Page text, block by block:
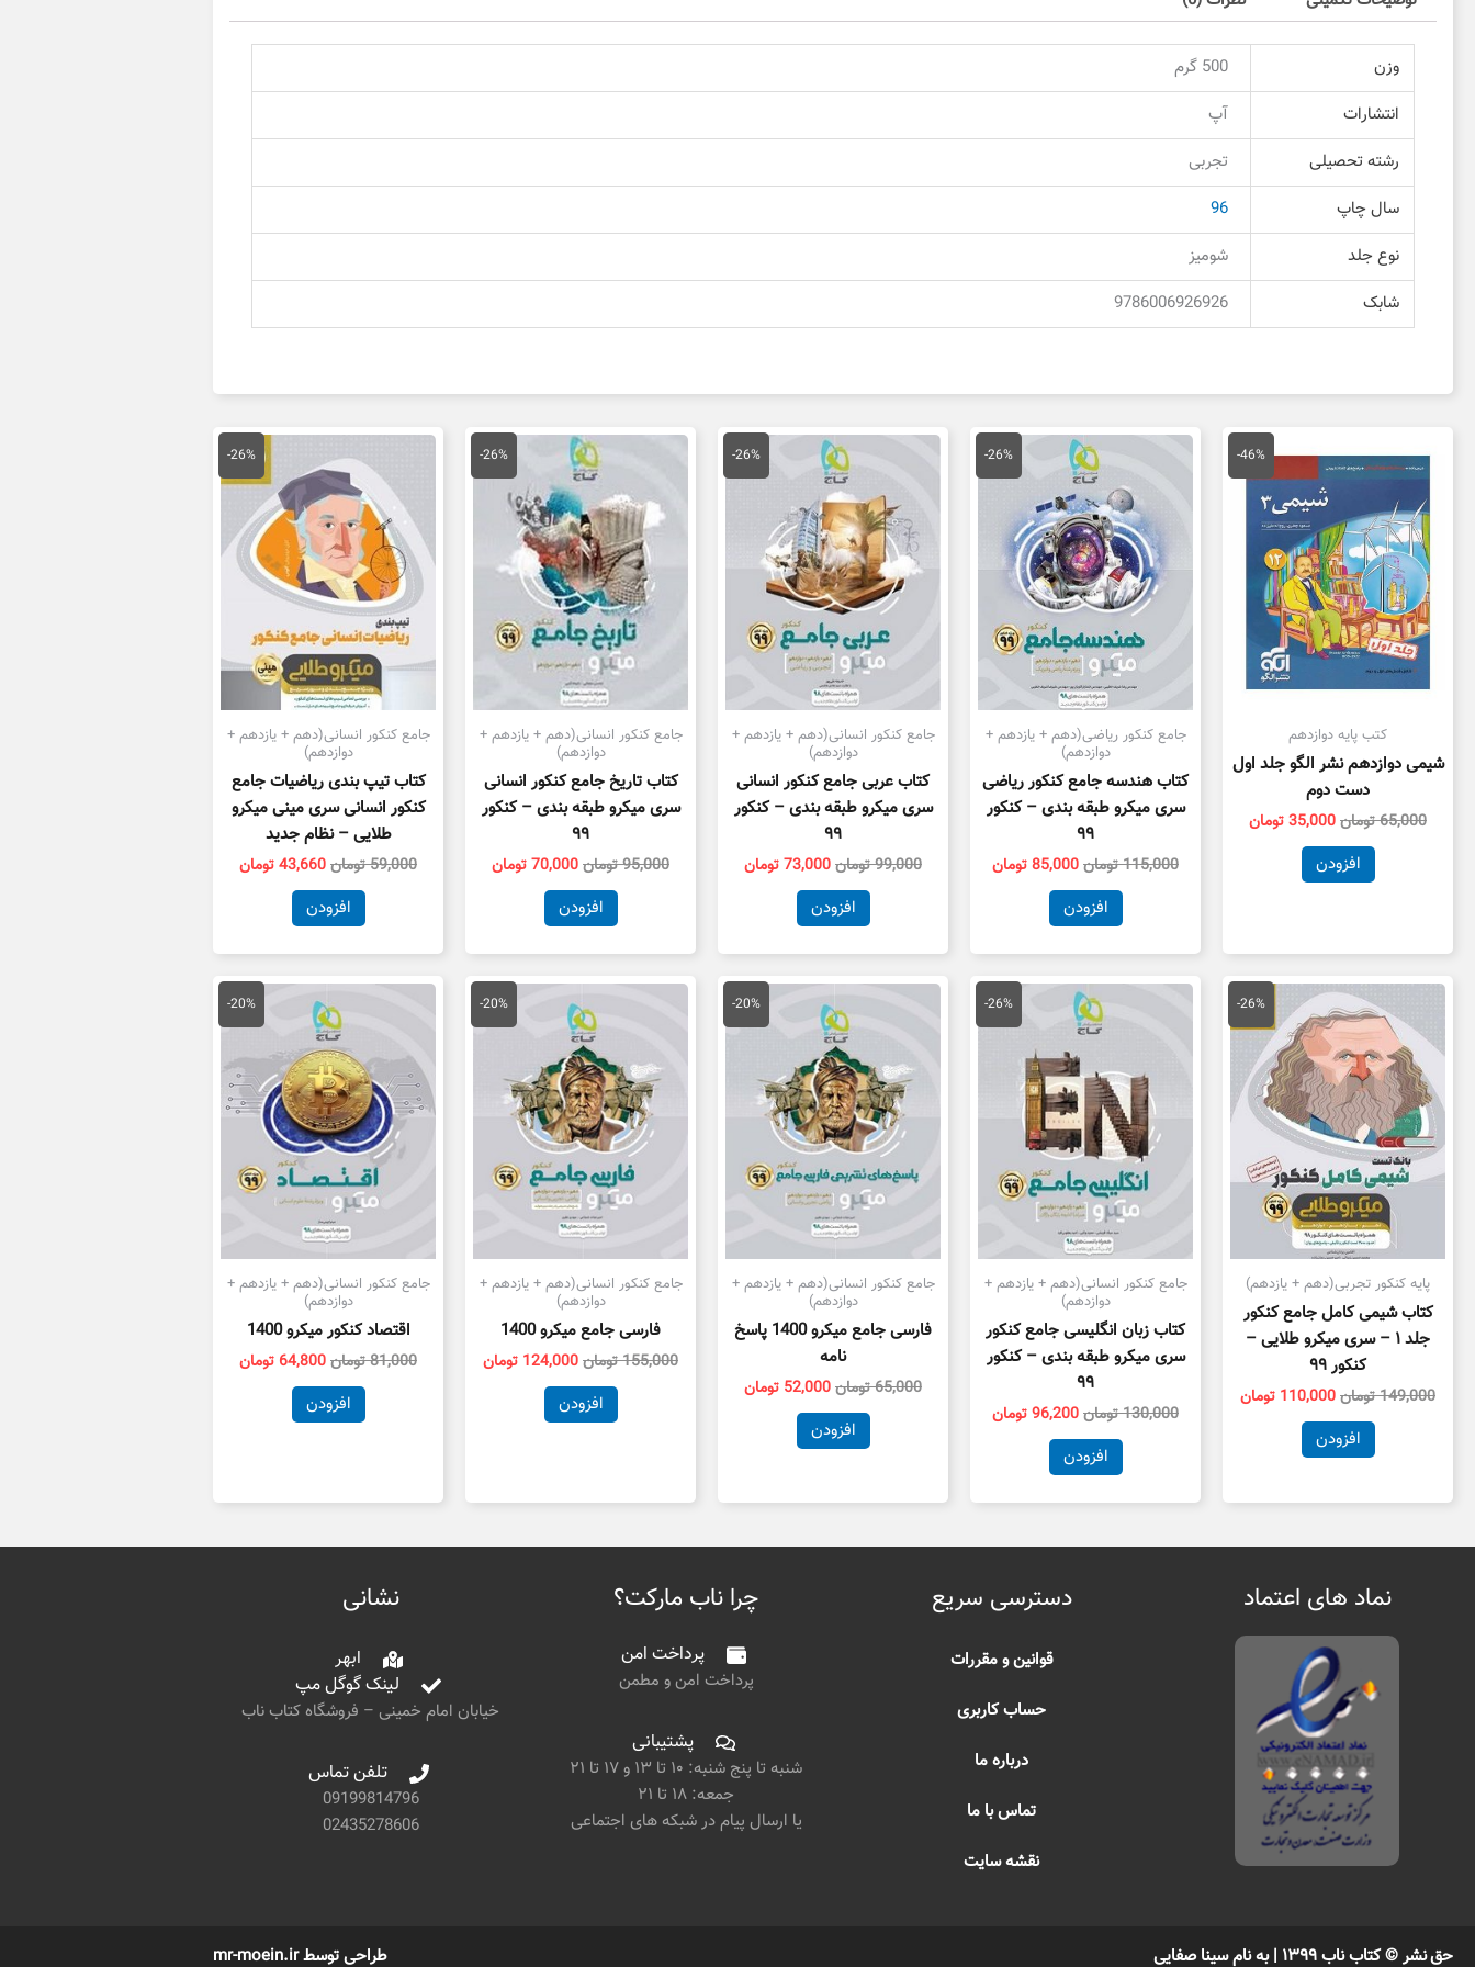
وزن
500 گرم
انتشارات
آپ
رشته تحصیلی
تجربی
سال چاپ
96
نوع جلد
شومیز
شابک
9786006926926
-46%
کتب پایه دوازدهم
شیمی دوازدهم نشر الگو جلد اول
دست دوم
65,000تومان
اصلی
65,000 تومان
بود.
35,000تومان
قیمت
فعلی
افزودن
-26%
جامع کنکور ریاضی(دهم + یازدهم +
دوازدهم)
کتاب هندسه جامع کنکور ریاضی
سری میکرو طبقه بندی – کنکور
۹۹
115,000تومان
قیمت
اصلی
115,000 تومان
بود.
85,000تومان
قیمت
فعلی
افزودن
-26%
جامع کنکور انسانی(دهم + یازدهم +
دوازدهم)
کتاب عربی جامع کنکور انسانی
سری میکرو طبقه بندی – کنکور
۹۹
99,000تومان
قیمت
اصلی
99,000 تومان
بود.
73,000تومان
قیمت
فعلی
افزودن
-26%
جامع کنکور انسانی(دهم + یازدهم +
دوازدهم)
کتاب تاریخ جامع کنکور انسانی
سری میکرو طبقه بندی – کنکور
۹۹
95,000تومان
قیمت
اصلی
95,000 تومان
بود.
70,000تومان
قیمت
فعلی
افزودن
-26%
جامع کنکور انسانی(دهم + یازدهم +
دوازدهم)
کتاب تیپ بندی ریاضیات جامع
کنکور انسانی سری مینی میکرو
طلایی – نظام جدید
59,000تومان
قیمت
59,000 تومان
بود.
43,660تومان
قیمت
فعلی
است.
افزودن
-26%
پایه کنکور تجربی(دهم + یازدهم)
کتاب شیمی کامل جامع کنکور
جلد ۱ – سری میکرو طلایی –
کنکور ۹۹
149,000تومان
قیمت
اصلی
149,000 تومان
بود.
110,000 تومان
قیمت
فعلی
افزودن
-26%
جامع کنکور انسانی(دهم + یازدهم +
دوازدهم)
کتاب زبان انگلیسی جامع کنکور
سری میکرو طبقه بندی – کنکور
۹۹
130,000تومان
قیمت
اصلی
130,000 تومان
بود.
96,200تومان
قیمت
فعلی
افزودن
-20%
جامع کنکور انسانی(دهم + یازدهم +
دوازدهم)
فارسی جامع میکرو 1400 پاسخ
نامه
65,000تومان
قیمت
اصلی
65,000 تومان
بود.
52,000 تومان
قیمت
فعلی
افزودن
-20%
جامع کنکور انسانی(دهم + یازدهم +
دوازدهم)
فارسی جامع میکرو 1400
155,000تومان
قیمت
اصلی
155,000 تومان
بود.
124,000 تومان
قیمت
فعلی
افزودن
-20%
جامع کنکور انسانی(دهم + یازدهم +
دوازدهم)
اقتصاد کنکور میکرو 1400
81,000تومان
قیمت
اصلی
81,000 تومان
بود.
64,800 تومان
قیمت
فعلی
افزودن
نماد های اعتماد دسترسی سریع
قوانین و مقررات
حساب کاربری
درباره ما
تماس با ما
نقشه سایت
چرا ناب مارکت؟
پرداخت امن
پرداخت امن و مطمن
پشتیبانی
شنبه تا پنج شنبه: ۱۰ تا ۱۳ و ۱۷ تا ۲۱
جمعه: ۱۸ تا ۲۱
یا ارسال پیام در شبکه های اجتماعی
نشانی
ابهر
لینک گوگل مپ
خیابان امام خمینی – فروشگاه کتاب ناب
تلفن تماس
09199814796
02435278606
حق نشر © کتاب ناب ۱۳۹۹ | به نام سینا صفایی طراحی توسط mr-moein.ir